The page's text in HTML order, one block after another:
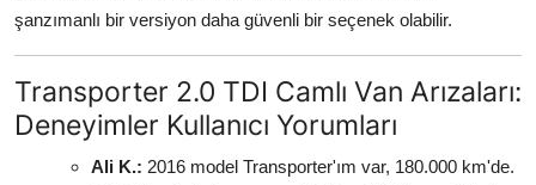
şanzımanlı bir versiyon daha güvenli bir seçenek olabilir.
Transporter 2.0 TDI Camlı Van Arızaları:
Deneyimler Kullanıcı Yorumları
Ali K.: 2016 model Transporter'ım var, 180.000 km'de.